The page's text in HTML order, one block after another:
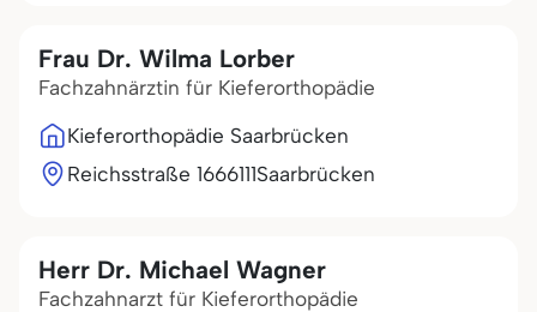
Frau Dr. Wilma Lorber
Fachzahnärztin für Kieferorthopädie
Kieferorthopädie Saarbrücken
Reichsstraße 1666111Saarbrücken
Herr Dr. Michael Wagner
Fachzahnarzt für Kieferorthopädie